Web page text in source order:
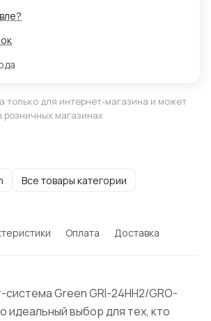
только для интернет-магазина и может
розничных магазинах
Все товары категории
Оплата Доставка
Green GRI-24HH2/GRO-
идеальный выбор для тех, кто